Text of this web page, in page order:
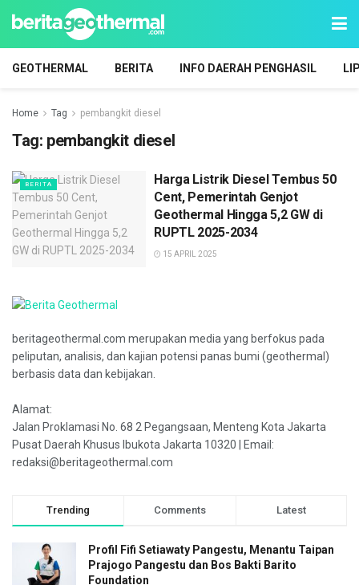
GEOTHERMAL BERITA INFO DAERAH PENGHASIL
Home Tag pembangkit diesel
Tag: pembangkit diesel
BERITA
Harga Listrik Diesel Tembus 50
Cent, Pemerintah Genjot
Geothermal Hingga 5,2 GW di
RUPTL 2025-2034
15 APRIL 2025
beritageothermal.com merupakan media yang berfokus pada
peliputan, analisis, dan kajian potensi panas bumi (geothermal)
berbasis data dan kebijakan.
Alamat:
Jalan Proklamasi No. 68 2 Pegangsaan, Menteng Kota Jakarta
Pusat Daerah Khusus Ibukota Jakarta 10320 | Email:
redaksi@beritageothermal.com
Trending Comments Latest
Profil Fifi Setiawaty Pangestu, Menantu Taipan
Prajogo Pangestu dan Bos Bakti Barito
Foundation